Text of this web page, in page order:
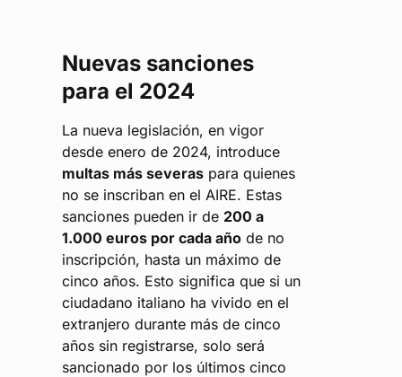
Nuevas sanciones
para el 2024
La nueva legislación, en vigor
desde enero de 2024, introduce
multas más severas para quienes
no se inscriban en el AIRE. Estas
sanciones pueden ir de 200 a
1.000 euros por cada año de no
inscripción, hasta un máximo de
cinco años. Esto significa que si un
ciudadano italiano ha vivido en el
extranjero durante más de cinco
años sin registrarse, solo será
sancionado por los últimos cinco